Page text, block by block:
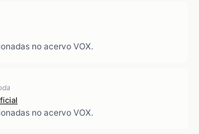
no acervo VOX.
no acervo VOX.